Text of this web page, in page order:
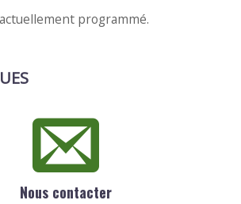
programmé.
Nous contacter